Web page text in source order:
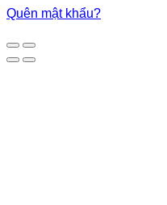
Quên mật khẩu?